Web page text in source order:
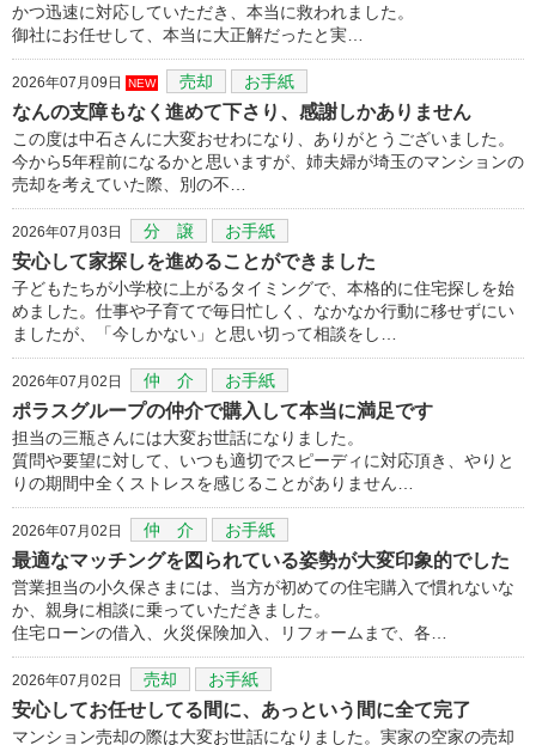
かつ迅速に対応していただき、本当に救われました。
御社にお任せして、本当に大正解だったと実…
2026年07月09日 NEW 売却 お手紙
なんの支障もなく進めて下さり、感謝しかありません
この度は中石さんに大変おせわになり、ありがとうございました。
今から5年程前になるかと思いますが、姉夫婦が埼玉のマンションの
売却を考えていた際、別の不…
2026年07月03日 分 譲 お手紙
安心して家探しを進めることができました
子どもたちが小学校に上がるタイミングで、本格的に住宅探しを始
めました。仕事や子育てで毎日忙しく、なかなか行動に移せずにい
ましたが、「今しかない」と思い切って相談をし…
2026年07月02日 仲 介 お手紙
ポラスグループの仲介で購入して本当に満足です
担当の三瓶さんには大変お世話になりました。
質問や要望に対して、いつも適切でスピーディに対応頂き、やりと
りの期間中全くストレスを感じることがありません…
2026年07月02日 仲 介 お手紙
最適なマッチングを図られている姿勢が大変印象的でした
営業担当の小久保さまには、当方が初めての住宅購入で慣れないな
か、親身に相談に乗っていただきました。
住宅ローンの借入、火災保険加入、リフォームまで、各…
2026年07月02日 売却 お手紙
安心してお任せしてる間に、あっという間に全て完了
マンション売却の際は大変お世話になりました。実家の空家の売却